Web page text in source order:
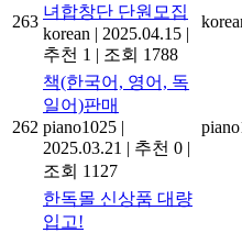
263
녀합창단 단원모집
korean | 2025.04.15 |
추천 1 | 조회 1788
262
책(한국어, 영어, 독
일어)판매
piano1025 |
2025.03.21 | 추천 0 |
조회 1127
한독몰 신상품 대량
입고!